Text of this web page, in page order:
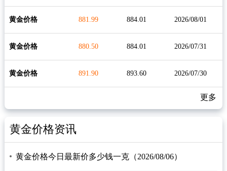
黄金价格 881.99 884.01 2026/08/01
黄金价格 880.50 884.01 2026/07/31
黄金价格 891.90 893.60 2026/07/30
更多
黄金价格资讯
黄金价格今日最新价多少钱一克（2026/08/06）